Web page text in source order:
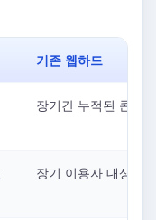
기존 웹하드
장기간 누적된 콘텐
장기 이용자 대상 혜